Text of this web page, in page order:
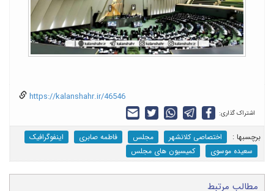
https://kalanshahr.ir/46546
اشتراک گذاری:
برچسب‎ها : اختصاصی کلانشهر مجلس فاطمه صابری
اینفوگرافیک
سعیده موسوی
کمیسیون های مجلس
مطالب مرتبط